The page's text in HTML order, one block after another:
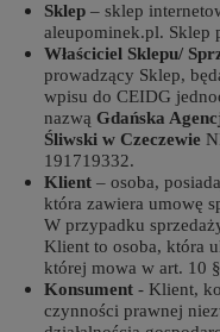
Sklep – sklep
aleupominek.pl. Sklep
Właściciel Sklepu/
prowadzący Sklep,
wpisu do CEIDG
nazwą Gdańska
Śliwski w Czeczewie
191719332.
Klient – osoba,
która zawiera umowę
W przypadku
Klient to osoba, która
której mowa w art. 10
Konsument - Klient,
czynności prawnej